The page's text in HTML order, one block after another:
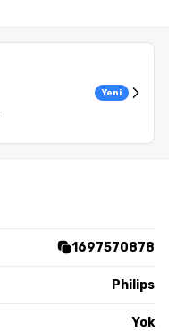
Yeni
1697570878
Philips
Yok